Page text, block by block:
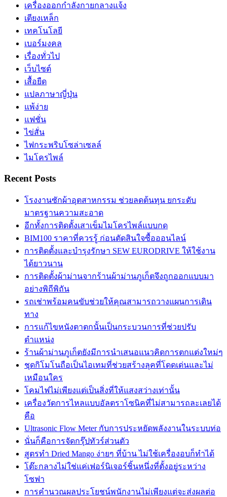
เครื่องออกกำลังกายกลางแจ้ง
เตียงเหล็ก
เทคโนโลยี
เบอร์มงคล
เรื่องทั่วไป
เว็บไซต์
เสื้อยืด
แปลภาษาญี่ปุ่น
แพ้ง่าย
แฟชั่น
ไข่สั่น
ไฟกระพริบโซล่าเซลล์
ไมโครไพล์
Recent Posts
โรงงานซักผ้าอุตสาหกรรม ช่วยลดต้นทุน ยกระดับ
มาตรฐานความสะอาด
อีกทั้งการติดตั้งเสาเข็มไมโครไพล์แบบกด
BIM100 ราคาที่ควรรู้ ก่อนตัดสินใจซื้อออนไลน์
การติดตั้งและบำรุงรักษา SEW EURODRIVE ให้ใช้งาน
ได้ยาวนาน
การติดตั้งผ้าม่านจากร้านผ้าม่านภูเก็ตจึงถูกออกแบบมา
อย่างพิถีพิถัน
รถเช่าพร้อมคนขับช่วยให้คุณสามารถวางแผนการเดิน
ทาง
การแก้ไขหนังตาตกนั้นเป็นกระบวนการที่ช่วยปรับ
ตำแหน่ง
ร้านผ้าม่านภูเก็ตยังมีการนำเสนอแนวคิดการตกแต่งใหม่ๆ
ชุดกิโมโนถือเป็นไอเทมที่ช่วยสร้างลุคที่โดดเด่นและไม่
เหมือนใคร
โคมไฟไม่เพียงแต่เป็นสิ่งที่ให้แสงสว่างเท่านั้น
เครื่องวัดการไหลแบบอัลตราโซนิคที่ไม่สามารถละเลยได้
คือ
Ultrasonic Flow Meter กับการประหยัดพลังงานในระบบท่อ
นั่นก็คือการจัดกรุ๊ปทัวร์ส่วนตัว
สูตรทำ Dried Mango ง่ายๆ ที่บ้าน ไม่ใช้เครื่องอบก็ทำได้
โต๊ะกลางไม่ใช่แค่เฟอร์นิเจอร์ชิ้นหนึ่งที่ตั้งอยู่ระหว่าง
โซฟา
การคำนวณผลประโยชน์พนักงานไม่เพียงแต่จะส่งผลต่อ